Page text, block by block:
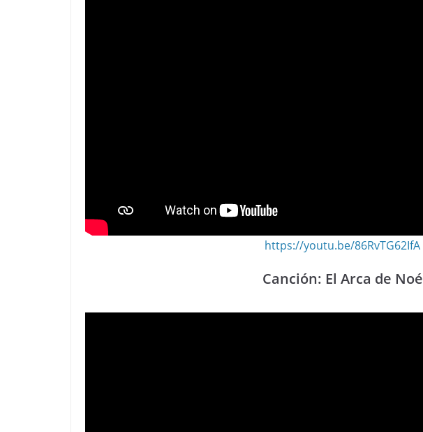
https://youtu.be/86RvTG62IfA
Canción: El Arca de Noé